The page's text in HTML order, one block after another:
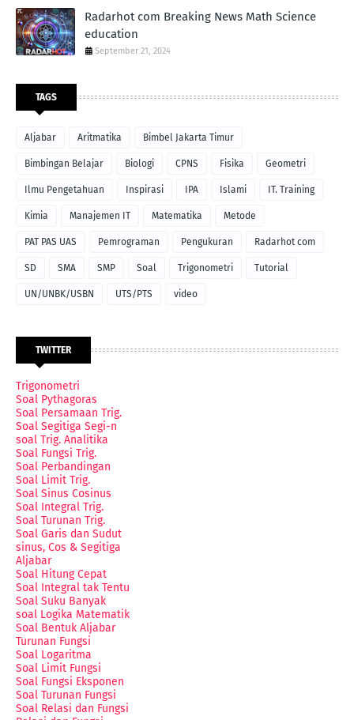
Radarhot com Breaking News Math Science
education
September 21, 2024
TAGS
Aljabar Aritmatika Bimbel Jakarta Timur
Bimbingan Belajar Biologi CPNS Fisika Geometri
Ilmu Pengetahuan Inspirasi IPA Islami IT. Training
Kimia Manajemen IT Matematika Metode
PAT PAS UAS Pemrograman Pengukuran Radarhot com
SD SMA SMP Soal Trigonometri Tutorial
UN/UNBK/USBN UTS/PTS video
TWITTER
Trigonometri
Soal Pythagoras
Soal Persamaan Trig.
Soal Segitiga Segi-n
soal Trig. Analitika
Soal Fungsi Trig.
Soal Perbandingan
Soal Limit Trig.
Soal Sinus Cosinus
Soal Integral Trig.
Soal Turunan Trig.
Soal Garis dan Sudut
sinus, Cos & Segitiga
Aljabar
Soal Hitung Cepat
Soal Integral tak Tentu
Soal Suku Banyak
soal Logika Matematik
Soal Bentuk Aljabar
Turunan Fungsi
Soal Logaritma
Soal Limit Fungsi
Soal Fungsi Eksponen
Soal Turunan Fungsi
Soal Relasi dan Fungsi